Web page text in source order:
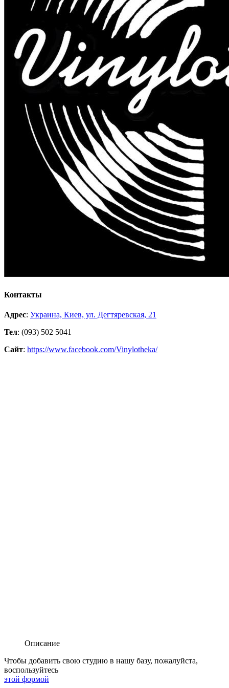
Контакты
Адрес: Украина, Киев, ул. Дегтяревская, 21
Тел: (093) 502 5041
Сайт: https://www.facebook.com/Vinylotheka/
Описание
Чтобы добавить свою студию в нашу базу, пожалуйста,
воспользуйтесь
этой формой